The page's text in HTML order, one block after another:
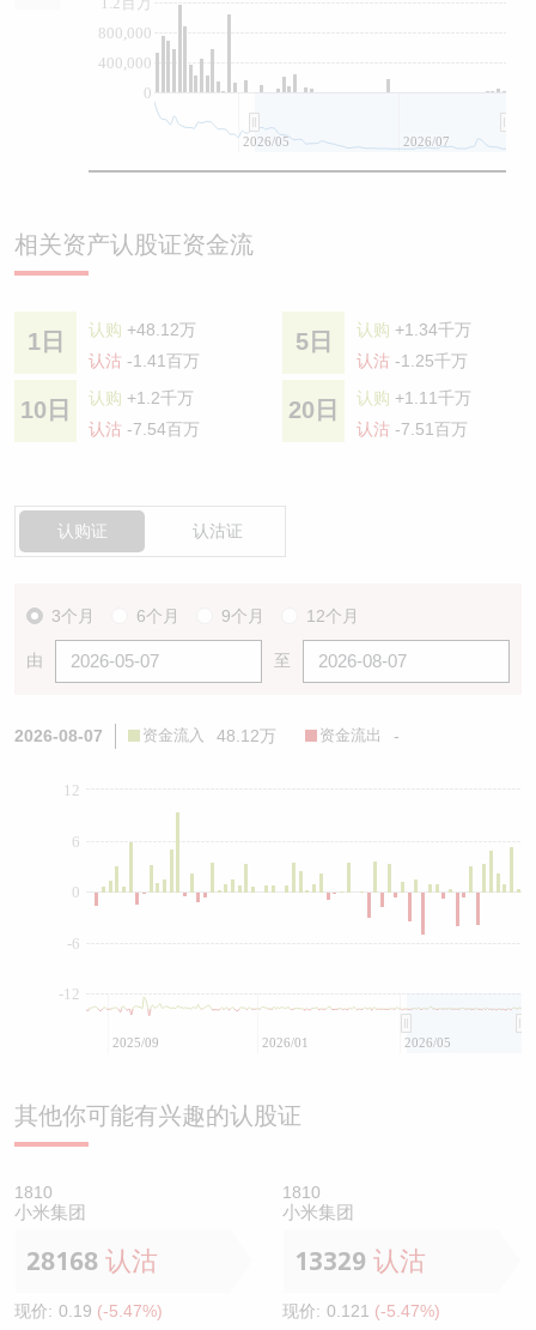
0
400,000
800,000
2026/05 2026/07
相关资产认股证资金流
1日 认购 +48.12万
认沽 -1.41百万
5日 认购 +1.34千万
认沽 -1.25千万
10日 认购 +1.2千万
认沽 -7.54百万
20日 认购 +1.11千万
认沽 -7.51百万
认购证 认沽证
3个月 6个月 9个月 12个月
由 至
2026-08-07 资金流入 48.12万 资金流出 -
0
-12
-6
6
12
2025/09 2026/01 2026/05
其他你可能有兴趣的认股证
1810
小米集团
28168 认沽
现价: 0.19 (-5.47%)
1810
小米集团
13329 认沽
现价: 0.121 (-5.47%)